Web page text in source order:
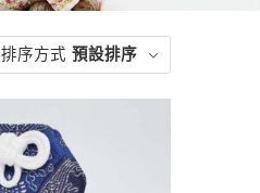
排序方式 預設排序